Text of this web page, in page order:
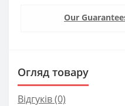
Our
Огляд товару
Відгуків (0)